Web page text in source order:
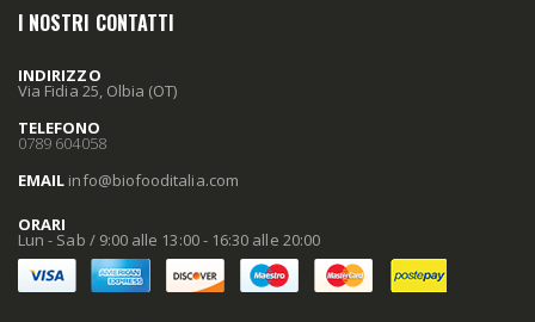
I NOSTRI CONTATTI
INDIRIZZO
Via Fidia 25, Olbia (OT)
TELEFONO
0789 604058
EMAIL info@biofooditalia.com
ORARI
Lun - Sab / 9:00 alle 13:00 - 16:30 alle 20:00